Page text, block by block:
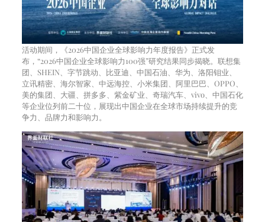
活动期间，《2026中国企业全球影响力年度报告》正式发
布，“2026中国企业全球影响力100强”研究结果同步揭晓。联想集
团、SHEIN、字节跳动、比亚迪、中国石油、华为、洛阳钼业、
立讯精密、海尔智家、中远海控、小米集团、阿里巴巴、OPPO、
美的集团、大疆、拼多多、紫金矿业、奇瑞汽车、vivo、中国石化
等企业位列前二十位，展现出中国企业在全球市场持续提升的竞
争力、品牌力和影响力。